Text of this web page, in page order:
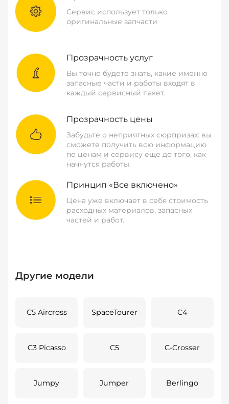
Сервис использует только
оригинальные запчасти
Прозрачность услуг
Вы точно будете знать, какие именно
запасные части и работы входят в
каждый сервисный пакет.
Прозрачность цены
Забудьте о неприятных сюрпризах: вы
сможете получить всю информацию
по ценам и сервису еще до того, как
начнутся работы.
Принцип «Все включено»
Цена уже включает в себя стоимость
расходных материалов, запасных
частей и работ.
Другие модели
C5 Aircross SpaceTourer C4
C3 Picasso C5 C-Crosser
Jumpy Jumper Berlingo